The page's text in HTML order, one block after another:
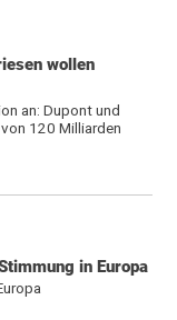
wollen
an: Dupont und
120 Milliarden
in Europa